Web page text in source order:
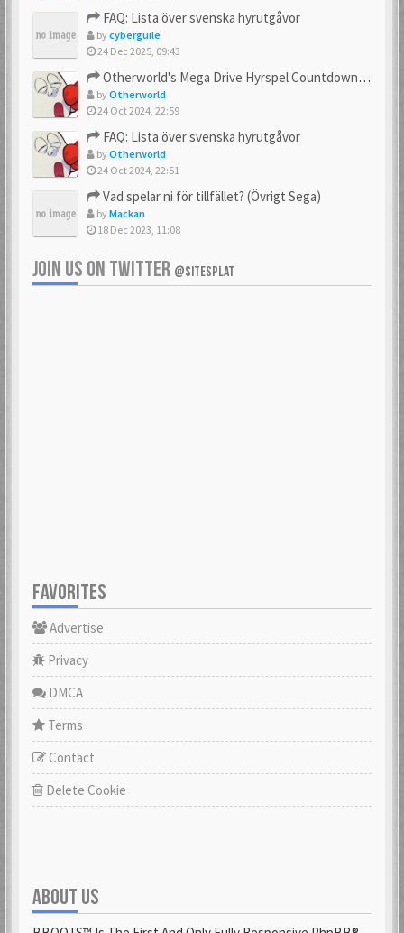
FAQ: Lista över svenska hyrutgåvor
bycyberguile
24 Dec 2025, 09:43
Otherworld's Mega Drive Hyrspel Countdown Tråd!
byOtherworld
24 Oct 2024, 22:59
FAQ: Lista över svenska hyrutgåvor
byOtherworld
24 Oct 2024, 22:51
Vad spelar ni för tillfället? (Övrigt Sega)
byMackan
18 Dec 2023, 11:08
JOIN US ON TWITTER @SITESPLAT
FAVORITES
Advertise
Privacy
DMCA
Terms
Contact
Delete Cookie
ABOUT US